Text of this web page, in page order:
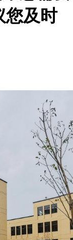
您及时